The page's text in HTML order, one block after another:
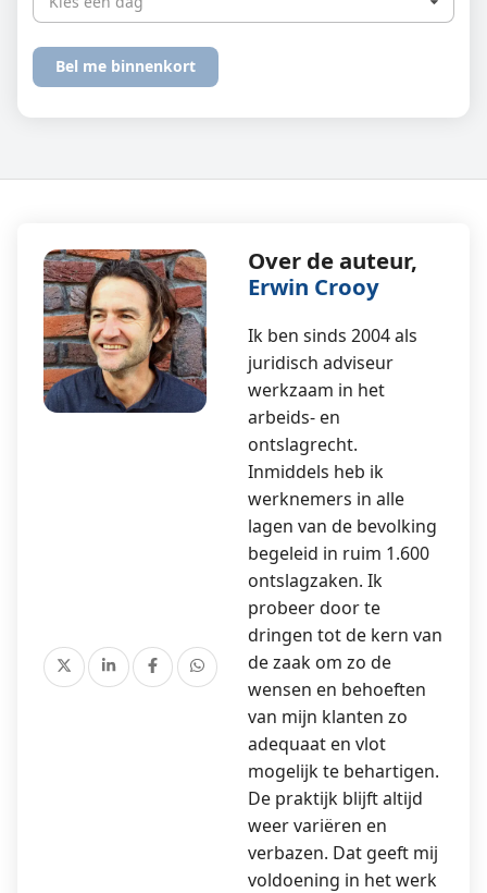
Over de auteur,
Erwin Crooy
Ik ben sinds 2004 als
juridisch adviseur
werkzaam in het
arbeids- en
ontslagrecht.
Inmiddels heb ik
werknemers in alle
lagen van de bevolking
begeleid in ruim 1.600
ontslagzaken. Ik
probeer door te
dringen tot de kern van
de zaak om zo de
wensen en behoeften
van mijn klanten zo
adequaat en vlot
mogelijk te behartigen.
De praktijk blijft altijd
weer variëren en
verbazen. Dat geeft mij
voldoening in het werk